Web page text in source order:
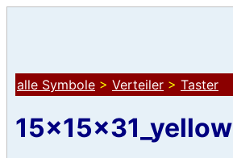
alle Symbole > Verteiler > Taster
15x15x31_yellow